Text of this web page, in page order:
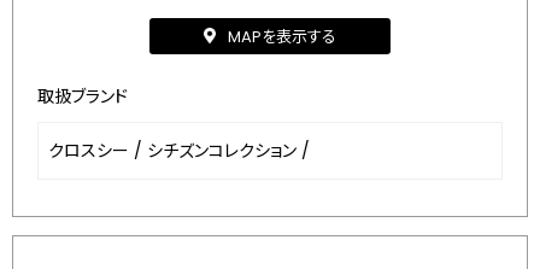
MAPを表示する
取扱ブランド
クロスシー / シチズンコレクション /